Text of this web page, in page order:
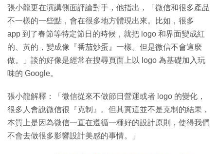
張小龍更在演講側面評論對手，他指出，「微信和很多產品
不一樣的一些點，會在很多地方體現出來。比如，很多
app 到了春節等特定節日的時候，就把 logo 和界面變成紅
的、黃的，變成像『番茄炒蛋』一樣。但是微信不會這麼
做。」談的好像是經常在搜尋頁面上以 logo 為基礎加入玩
味的 Google。
張小龍解釋：「微信從來不做節日營運或者 logo 的變化，
很多人會說微信很『克制』。但其實這並不是克制的結果，
本質上是因為微信一直在遵循一種好的設計原則，使得我們
不會去做很多影響設計美感的事情。」